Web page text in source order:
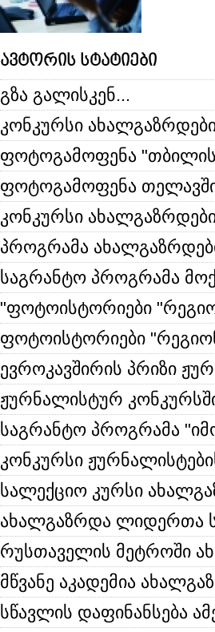
ავტორის სტატიები
გზა გალისკენ...
კონკურსი
ფოტოგამოფენა
ფოტოგამოფენა
კონკურსი
პროგრამა
საგრანტო პროგრამა
"ფოტოისტორიები
ფოტოისტორიები
ევროკავშირის პრიზი
ჟურნალისტურ
საგრანტო პროგრამა
კონკურსი
სალექციო კურსი
ახალგაზრდა ლიდერთა
რუსთაველის მეტროში
მწვანე აკადემია
სწავლის დაფინანსება